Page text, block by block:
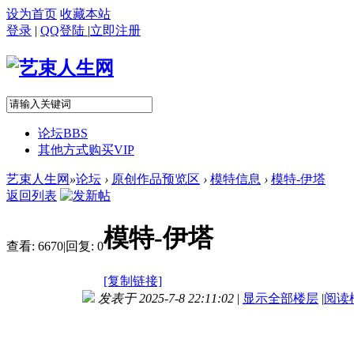
设为首页 收藏本站
登录 | QQ登陆 |立即注册
论坛BBS
其他方式购买VIP
艺束人生网 »论坛 › 原创作品预览区 › 模特信息 › 模特-伊塔
返回列表
查看: 6670|回复: 0模特-伊塔
[复制链接]
发表于 2025-7-8 22:11:02 | 显示全部楼层 |阅读